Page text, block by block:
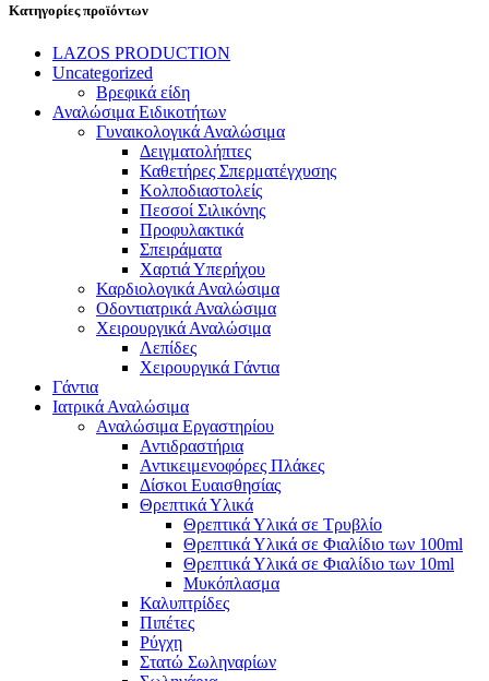
Κατηγορίες προϊόντων
LAZOS PRODUCTION
Uncategorized
Βρεφικά είδη
Αναλώσιμα Ειδικοτήτων
Γυναικολογικά Αναλώσιμα
Δειγματολήπτες
Καθετήρες Σπερματέγχυσης
Κολποδιαστολείς
Πεσσοί Σιλικόνης
Προφυλακτικά
Σπειράματα
Χαρτιά Υπερήχου
Καρδιολογικά Αναλώσιμα
Οδοντιατρικά Αναλώσιμα
Χειρουργικά Αναλώσιμα
Λεπίδες
Χειρουργικά Γάντια
Γάντια
Ιατρικά Αναλώσιμα
Αναλώσιμα Εργαστηρίου
Αντιδραστήρια
Αντικειμενοφόρες Πλάκες
Δίσκοι Ευαισθησίας
Θρεπτικά Υλικά
Θρεπτικά Υλικά σε Τρυβλίο
Θρεπτικά Υλικά σε Φιαλίδιο των 100ml
Θρεπτικά Υλικά σε Φιαλίδιο των 10ml
Μυκόπλασμα
Καλυπτρίδες
Πιπέτες
Ρύγχη
Στατώ Σωληναρίων